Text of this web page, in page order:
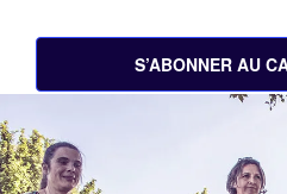
S’ABONNER AU